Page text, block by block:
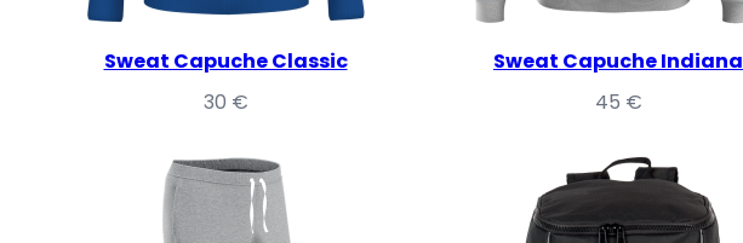
Sweat Capuche Classic
30 €
Sweat Capuche Indiana
45 €